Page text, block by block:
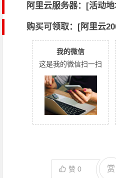
阿里云服务器：[活动
购买可领取：[阿里云
我的微信
这是我的微信扫一扫
赞0 赏